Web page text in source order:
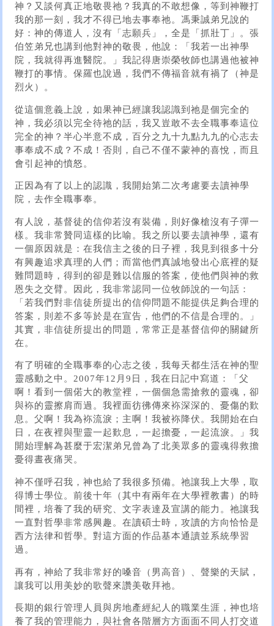
神？又談何真正地敬畏祂？我真的不敢想像，等到神鞭打
我的那一刻，我才不得已地去事奉祂。馮秉誠弟兄說的
好：神的傳道人，沒有「志願兵」，全是「抓壯丁」。張
伯笠弟兄也講到他對神的敬畏，他說：「我若一出神學
院，我就得再進醫院。」我記得唐崇榮牧師也講過他被神
鞭打的事情。保羅也說過，我們不傳福音就有禍了（神是
烈火）。
從這個意義上說，如果神已經讓我認識到祂是個完全的
神，我必須以完全待祂的話，我又豈敢不去全職事奉這位
完全的神？半心半意不成，百分之九十九點九九的心志去
事奉成不成？不成！否則，自己不僅不蒙神的喜悅，而且
會引起神的憤怒。
正因為有了以上的認識，我開始第二次考慮要去讀神學
院，去作全職事奉。
有人說，基督徒的信仰若沒有裝備，則好像槍沒有子彈一
樣。我非常贊同這樣的比喻。我之所以要去讀神學，還有
一個原因就是：在我信主之後的日子裡，我見到很多十分
有興趣追求真理的人們；而當他們真誠地發出心底裡的疑
難問題時，得到的卻是難以信服的答案，使他們與神的救
恩失之交臂。因此，我非常認同一位牧師說的一句話：
「若我們對非信徒所提出的信仰問題不能提供足夠合理的
答案，則差不多等於是在宣告，他們的不信是合理的。」
其實，非信徒所提出的問題，常常正是基督信仰的關鍵所
在。
有了明確的全職事奉的心志之後，我每天都生活在神的聖
靈感動之中。2007年12月9日，我在日記中寫道：「父
啊！看到一個偌大的教堂裡，一個個急需搶救的靈魂，卻
與袮的靈擦肩而過。我裡面彷彿傳來袮深深的、憂傷的歎
息。父啊！我為袮流淚；主啊！我被袮降伏。我開始在白
日，在夜裡與聖靈一起歎息，一起擔憂，一起流淚。」我
開始理解為甚麼于宏潔弟兄曾為了北美眾多的靈魂得救擔
憂得晝夜痛哭。
神不僅呼召我，神也給了我很多預備。祂讓我上大學，取
得博士學位。前後十年（其中有兩年在大學裡教書）的時
間裡，培養了我的研究、文字表達及宣講的能力。祂讓我
一直對哲學非常感興趣。在讀碩士時，攻讀的方向恰恰是
西方法律和哲學。對這方面的作品基本通讀並系統學習
過。
再有，神給了我非常好的嗓音（男高音）、聲樂的天賦，
讓我可以用美妙的歌聲來讚美敬拜祂。
長期的銀行管理人員與房地產經紀人的職業生涯，神也培
養了我的管理能力，與社會各階層方方面面不同人打交道